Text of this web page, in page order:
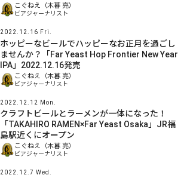
こぐねえ（木暮 亮）
ビアジャーナリスト
2022.12.16 Fri.
ホッピーなビールでハッピーなお正月を過ごし
ませんか？「Far Yeast Hop Frontier New Year
IPA」2022.12.16発売
こぐねえ（木暮 亮）
ビアジャーナリスト
2022.12.12 Mon.
クラフトビールとラーメンが一体になった！
「TAKAHIRO RAMEN×Far Yeast Osaka」JR福
島駅近くにオープン
こぐねえ（木暮 亮）
ビアジャーナリスト
2022.12.7 Wed.